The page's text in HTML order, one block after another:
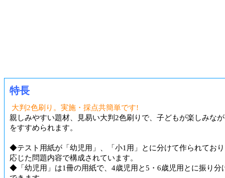
特長
大判2色刷り。実施・採点共簡単です!
親しみやすい題材、見易い大判2色刷りで、子どもが楽しみな
をすすめられます。
◆テスト用紙が「幼児用」、「小1用」とに分けて作られてお
応じた問題内容で構成されています。
◆「幼児用」は1冊の用紙で、4歳児用と5・6歳児用とに振り分